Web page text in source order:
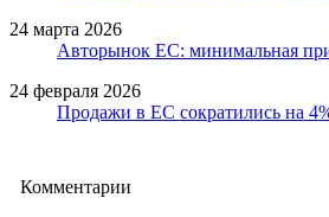
24 марта 2026
Авторынок ЕС: минимальная
24 февраля 2026
Продажи в ЕС сократились на
Комментарии